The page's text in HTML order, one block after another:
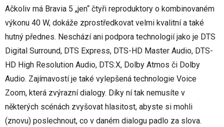
Ačkoliv má Bravia 5 „jen“ čtyři reproduktory o kombinovaném
výkonu 40 W, dokáže zprostředkovat velmi kvalitní a také
hutný přednes. Neschází ani podpora technologií jako je DTS
Digital Surround, DTS Express, DTS-HD Master Audio, DTS-
HD High Resolution Audio, DTS:X, Dolby Atmos či Dolby
Audio. Zajímavostí je také vylepšená technologie Voice
Zoom, která zvýrazní dialogy. Díky ní tak nemusíte v
některých scénách zvyšovat hlasitost, abyste si mohli
(znovu) poslechnout, co v daném dialogu padlo za slova.